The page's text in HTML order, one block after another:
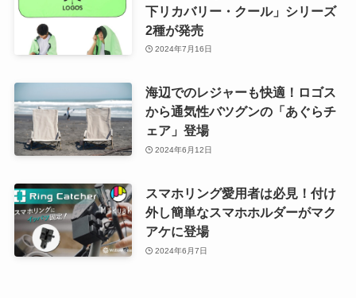
下リカバリー・クール」シリーズ
2種が発売
2024年7月16日
海辺でのレジャーも快適！ロゴス
から通気性バツグンの「あぐらチ
ェア」登場
2024年6月12日
スマホリング愛用者は必見！付け
外し簡単なスマホホルダーがマク
アケに登場
2024年6月7日